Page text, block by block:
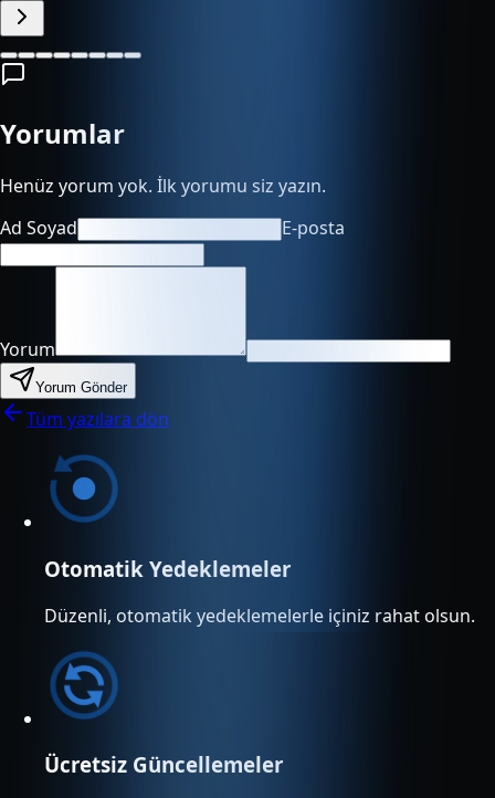
Yorumlar
Henüz yorum yok. İlk yorumu siz yazın.
Ad Soyad
E-posta
Yorum
Yorum Gönder
Tüm yazılara dön
Otomatik Yedeklemeler
Düzenli, otomatik yedeklemelerle içiniz rahat olsun.
Ücretsiz Güncellemeler